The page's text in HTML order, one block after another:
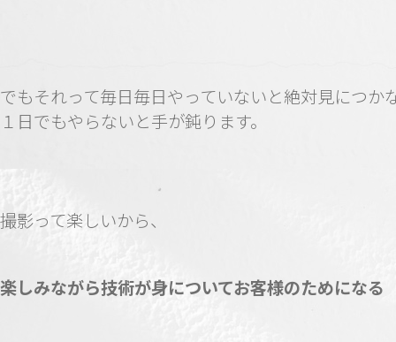
でもそれって毎日毎日やっていないと絶対見につか
１日でもやらないと手が鈍ります。
撮影って楽しいから、
楽しみながら技術が身についてお客様のためになる